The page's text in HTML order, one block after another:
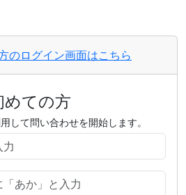
のログイン画面はこちら
めての方
して問い合わせを開始します。